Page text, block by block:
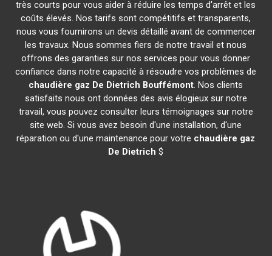
très courts pour vous aider à réduire les temps d'arrêt et les
coûts élevés. Nos tarifs sont compétitifs et transparents,
nous vous fournirons un devis détaillé avant de commencer
les travaux. Nous sommes fiers de notre travail et nous
offrons des garanties sur nos services pour vous donner
confiance dans notre capacité à résoudre vos problèmes de
chaudière gaz De Dietrich Bouffémont. Nos clients
satisfaits nous ont données des avis élogieux sur notre
travail, vous pouvez consulter leurs témoignages sur notre
site web. Si vous avez besoin d'une installation, d'une
réparation ou d'une maintenance pour votre chaudière gaz
De Dietrich $